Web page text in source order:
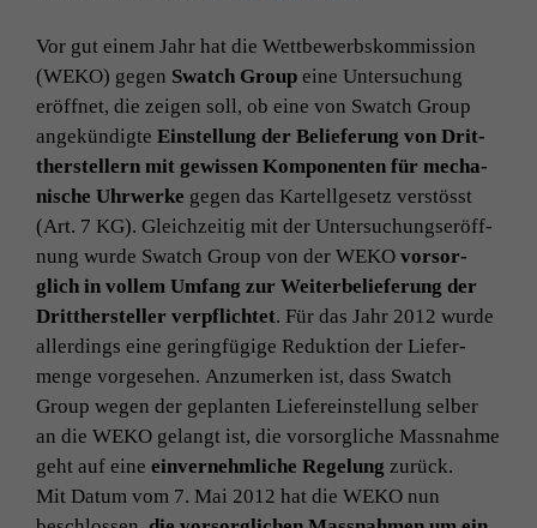
Vor gut einem Jahr hat die Wet­tbe­werb­skom­mis­sion
(WEKO) gegen Swatch Group eine Unter­suchung
eröffnet, die zeigen soll, ob eine von Swatch Group
angekündigte Ein­stel­lung der Beliefer­ung von Drit­
ther­stellern mit gewis­sen Kom­po­nen­ten für mech­a­
nis­che Uhrw­erke gegen das Kartellge­setz ver­stösst
(Art. 7 KG). Gle­ichzeit­ig mit der Unter­suchungseröff­
nung wurde Swatch Group von der WEKO vor­sor­
glich in vollem Umfang zur Weit­er­be­liefer­ung der
Drit­ther­steller verpflichtet. Für das Jahr 2012 wurde
allerd­ings eine ger­ingfügige Reduk­tion der Liefer­
menge vorge­se­hen. Anzumerken ist, dass Swatch
Group wegen der geplanten Lief­er­e­in­stel­lung sel­ber
an die WEKO gelangt ist, die vor­sor­gliche Mass­nahme
geht auf eine ein­vernehm­liche Regelung zurück.
Mit Datum vom 7. Mai 2012 hat die WEKO nun